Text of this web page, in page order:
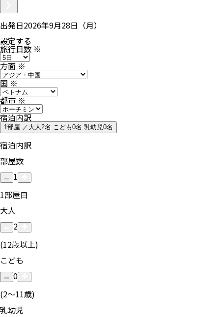
出発日2026年9月28日（月）
設定する
旅行日数 ※
方面※
国※
都市※
宿泊内訳
1部屋 ／大人2名 こども0名 乳幼児0名
宿泊内訳
部屋数
1
1部屋目
大人
2
(12歳以上)
こども
0
(2〜11歳)
乳幼児